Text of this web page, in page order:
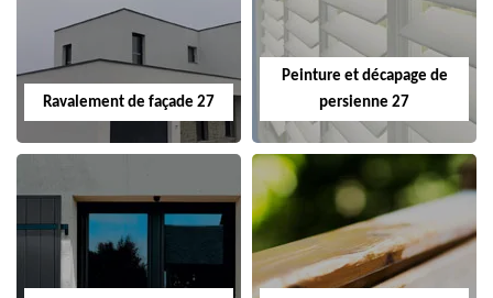
Ravalement de façade 27
Peinture et décapage de
persienne 27